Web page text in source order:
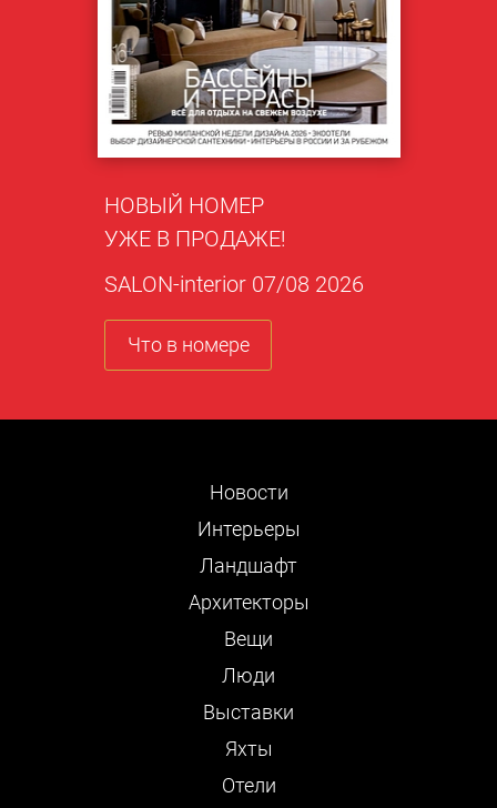
НОВЫЙ НОМЕР
УЖЕ В ПРОДАЖЕ!
SALON-interior 07/08 2026
Что в номере
Новости
Интерьеры
Ландшафт
Архитекторы
Вещи
Люди
Выставки
Яхты
Отели